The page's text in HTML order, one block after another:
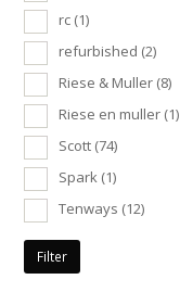
rc (1)
refurbished (2)
Riese & Muller (8)
Riese en muller (1)
Scott (74)
Spark (1)
Tenways (12)
Filter